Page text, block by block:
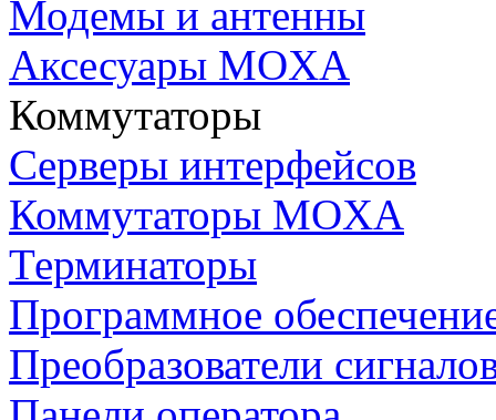
Модемы и антенны
Аксесуары MOXA
Коммутаторы
Серверы интерфейсов
Коммутаторы MOXA
Терминаторы
Программное
Преобразователи